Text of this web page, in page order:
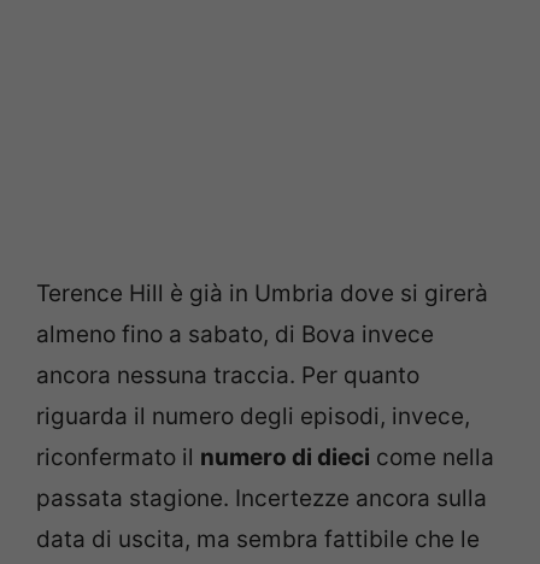
Terence Hill è già in Umbria dove si girerà
almeno fino a sabato, di Bova invece
ancora nessuna traccia. Per quanto
riguarda il numero degli episodi, invece,
riconfermato il numero di dieci come nella
passata stagione. Incertezze ancora sulla
data di uscita, ma sembra fattibile che le